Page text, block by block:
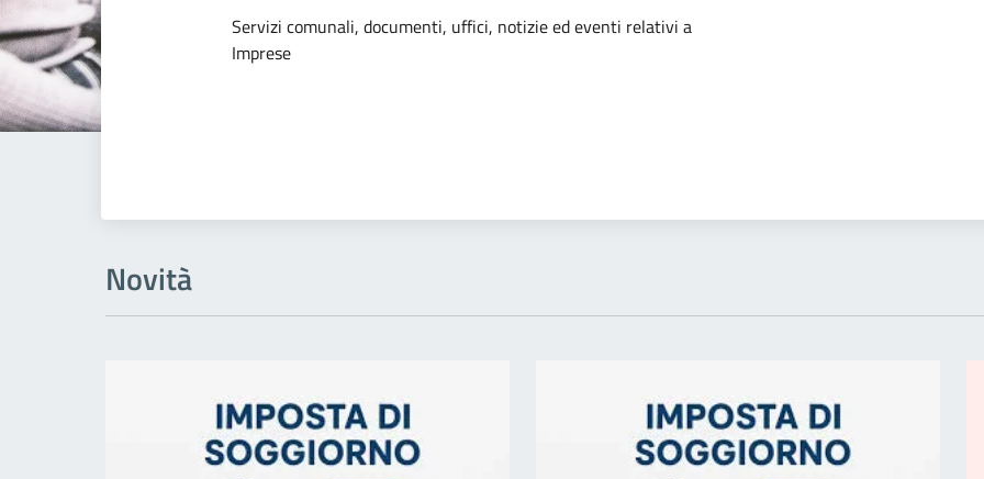
Dettagli dell'argomento
Servizi comunali, documenti, uffici, notizie ed eventi relativi a
Imprese
Novità